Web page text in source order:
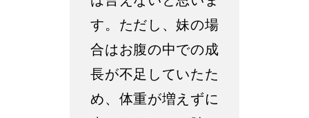
す。ただし、妹の場
合はお腹の中での成
長が不足していたた
め、体重が増えずに